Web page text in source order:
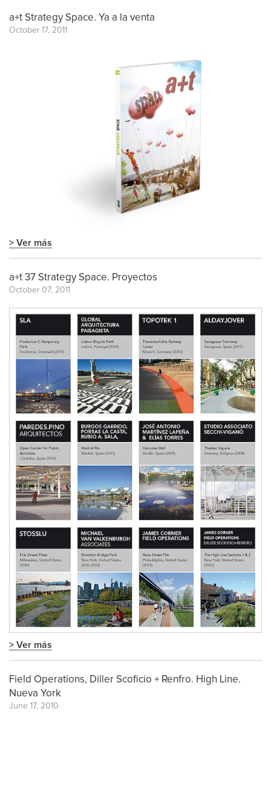
a+t Strategy Space. Ya a la venta
October 17, 2011
> Ver más
a+t 37 Strategy Space. Proyectos
October 07, 2011
> Ver más
Field Operations, Diller Scoficio + Renfro. High Line.
Nueva York
June 17, 2010